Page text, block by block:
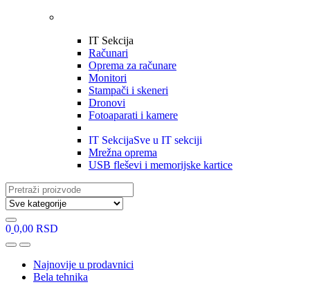
IT Sekcija
Računari
Oprema za računare
Monitori
Stampači i skeneri
Dronovi
Fotoaparati i kamere
IT SekcijaSve u IT sekciji
Mrežna oprema
USB fleševi i memorijske kartice
Search
for:
0 0,00 RSD
OpenClose
Najnovije u prodavnici
Bela tehnika